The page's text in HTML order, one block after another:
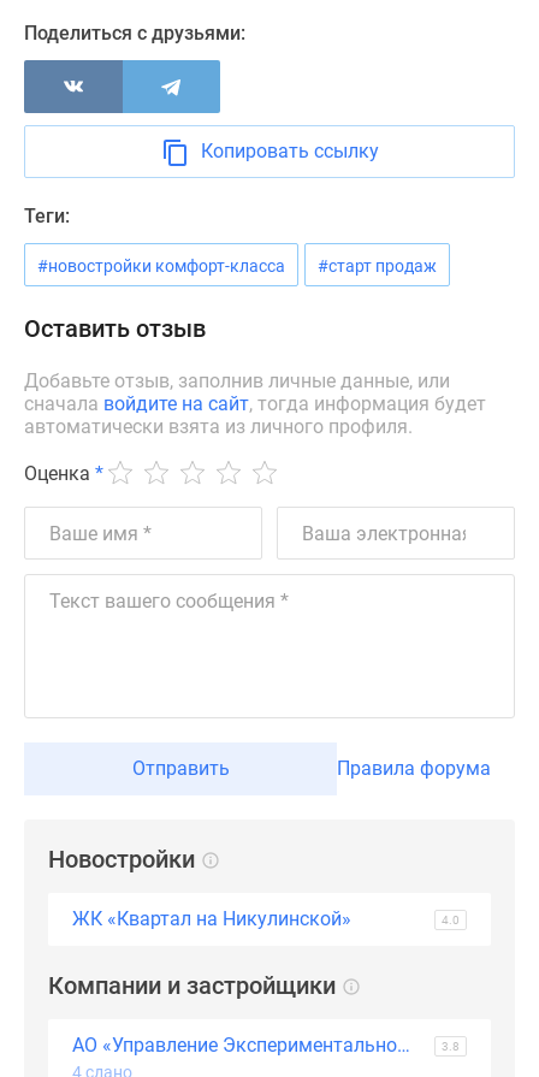
недвижимости
Аналитика
Экспертиза
новостроек
Эксперты
авторы
проекте
Контакты
сайте
Дзен
Машино-
Субсидированная
Поделиться с друзьями:
Копировать ссылку
Теги:
#новостройки комфорт-класса #старт продаж
Оставить отзыв
Добавьте отзыв, заполнив личные данные, или
сначала войдите на сайт, тогда информация будет
автоматически взята из личного профиля.
Оценка *
Отправить Правила форума
Новостройки
ЖК «Квартал на Никулинской» 4.0
Компании и застройщики
АО «Управление Экспериментальной Застройки микрорайонов» (АО «УЭЗ») 3.8
4 сдано